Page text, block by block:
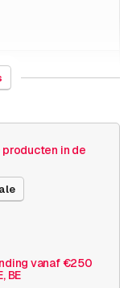
millimeters
in de
vanaf €250
BE